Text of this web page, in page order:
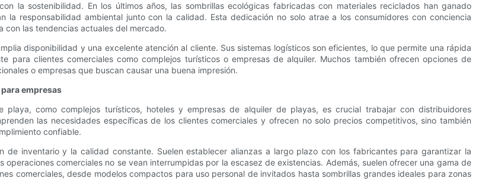
la sostenibilidad. En los últimos años, las sombrillas ecológicas fabricadas con materiales reciclados han ganado
la responsabilidad ambiental junto con la calidad. Esta dedicación no solo atrae a los consumidores con conciencia
con las tendencias actuales del mercado.
disponibilidad y una excelente atención al cliente. Sus sistemas logísticos son eficientes, lo que permite una rápida
para clientes comerciales como complejos turísticos o empresas de alquiler. Muchos también ofrecen opciones de
o empresas que buscan causar una buena impresión.
empresas
playa, como complejos turísticos, hoteles y empresas de alquiler de playas, es crucial trabajar con distribuidores
las necesidades específicas de los clientes comerciales y ofrecen no solo precios competitivos, sino también
confiable.
de inventario y la calidad constante. Suelen establecer alianzas a largo plazo con los fabricantes para garantizar la
comerciales no se vean interrumpidas por la escasez de existencias. Además, suelen ofrecer una gama de
comerciales, desde modelos compactos para uso personal de invitados hasta sombrillas grandes ideales para zonas